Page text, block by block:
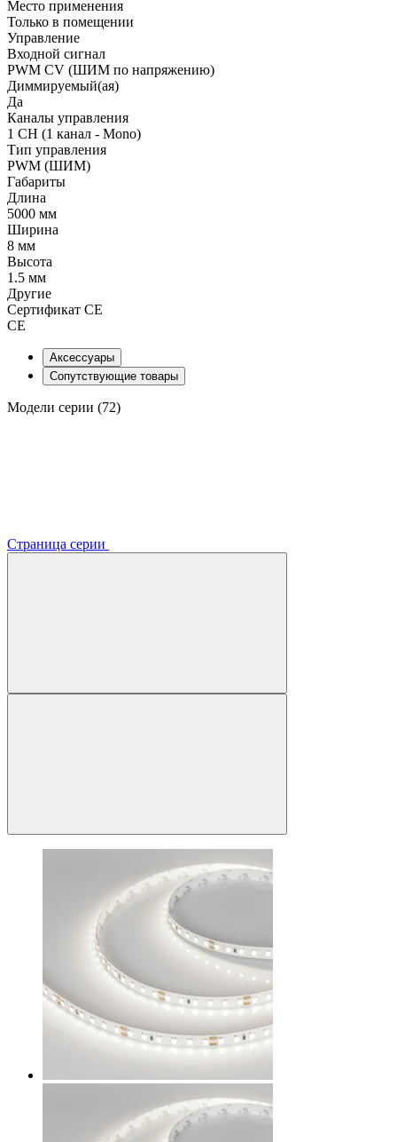
Место применения
Только в помещении
Управление
Входной сигнал
PWM СV (ШИМ по напряжению)
Диммируемый(ая)
Да
Каналы управления
1 CH (1 канал - Mono)
Тип управления
PWM (ШИМ)
Габариты
Длина
5000 мм
Ширина
8 мм
Высота
1.5 мм
Другие
Сертификат CE
CE
Аксессуары
Сопутствующие товары
Модели серии (72)
Страница серии